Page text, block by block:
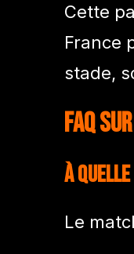
Cette
France
stade,
FAQ
À
Le